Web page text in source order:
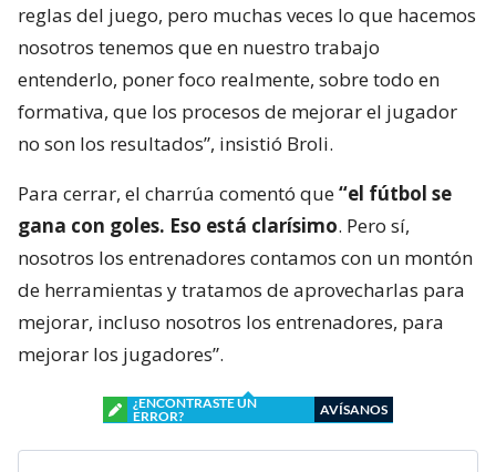
reglas del juego, pero muchas veces lo que hacemos
nosotros tenemos que en nuestro trabajo
entenderlo, poner foco realmente, sobre todo en
formativa, que los procesos de mejorar el jugador
no son los resultados”, insistió Broli.
Para cerrar, el charrúa comentó que“el fútbol se
gana con goles. Eso está clarísimo. Pero sí,
nosotros los entrenadores contamos con un montón
de herramientas y tratamos de aprovecharlas para
mejorar, incluso nosotros los entrenadores, para
mejorar los jugadores”.
¿ENCONTRASTE UN
ERROR?
AVÍSANOS